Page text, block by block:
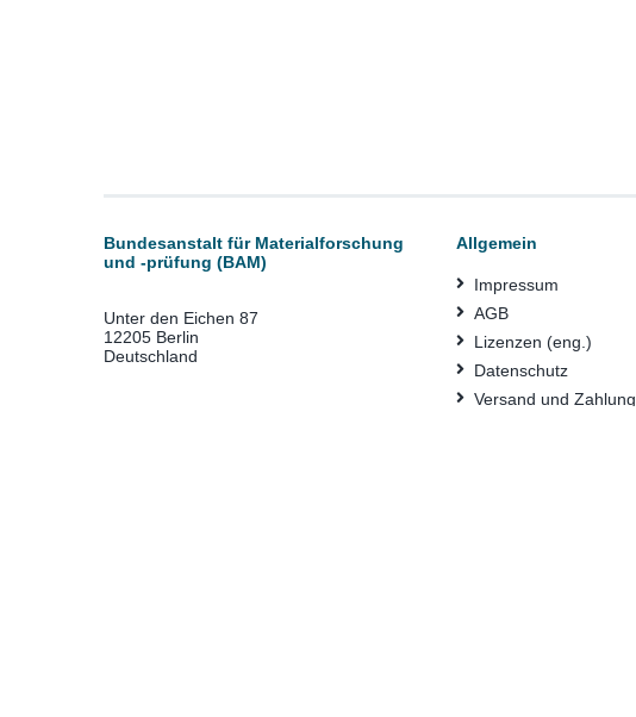
Bundesanstalt für Materialforschung
und -prüfung (BAM)
Unter den Eichen 87
12205 Berlin
Deutschland
Allgemein
Impressum
AGB
Lizenzen (eng.)
Datenschutz
Versand und Zahlung